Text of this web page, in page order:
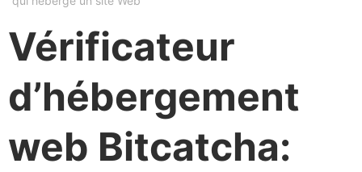
Vérificateur
d’hébergement
web Bitcatcha: